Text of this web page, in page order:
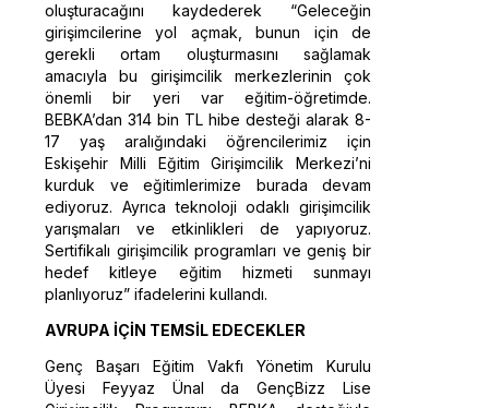
oluşturacağını kaydederek “Geleceğin
girişimcilerine yol açmak, bunun için de
gerekli ortam oluşturmasını sağlamak
amacıyla bu girişimcilik merkezlerinin çok
önemli bir yeri var eğitim-öğretimde.
BEBKA’dan 314 bin TL hibe desteği alarak 8-
17 yaş aralığındaki öğrencilerimiz için
Eskişehir Milli Eğitim Girişimcilik Merkezi’ni
kurduk ve eğitimlerimize burada devam
ediyoruz. Ayrıca teknoloji odaklı girişimcilik
yarışmaları ve etkinlikleri de yapıyoruz.
Sertifikalı girişimcilik programları ve geniş bir
hedef kitleye eğitim hizmeti sunmayı
planlıyoruz” ifadelerini kullandı.
AVRUPA İÇİN TEMSİL EDECEKLER
Genç Başarı Eğitim Vakfı Yönetim Kurulu
Üyesi Feyyaz Ünal da GençBizz Lise